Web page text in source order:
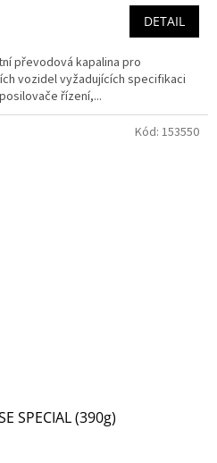
DETAIL
převodová kapalina pro
vozidel vyžadujících specifikaci
řízení,...
SPECIAL (390g)
Kód: 153550